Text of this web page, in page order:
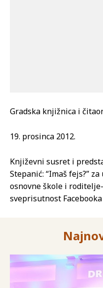
Gradska knjižnica i
19. prosinca 2012.
Književni susret i
Stepanić: “Imaš fejs?”
osnovne škole i
sveprisutnost Facebooka